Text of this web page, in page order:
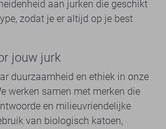
aan jurken die geschikt
zodat je er altijd op je best
jouw jurk
duurzaamheid en ethiek in onze
werken samen met merken die
en milieuvriendelijke
van biologisch katoen,